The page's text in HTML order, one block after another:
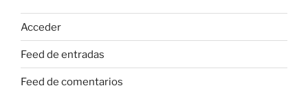
Acceder
Feed de entradas
Feed de comentarios